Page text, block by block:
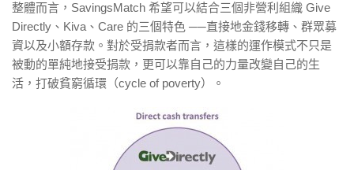
整體而言，SavingsMatch 希望可以結合三個非營利組織 Give
Directly、Kiva、Care 的三個特色 ──直接地金錢移轉、群眾募
資以及小額存款。對於受捐款者而言，這樣的運作模式不只是
被動的單純地接受捐款，更可以靠自己的力量改變自己的生
活，打破貧窮循環（cycle of poverty）。